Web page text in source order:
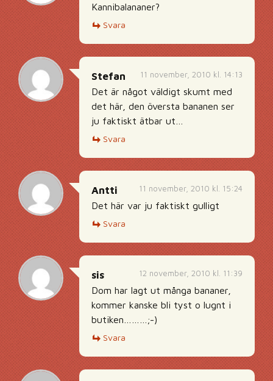
Kannibalananer?
Svara
11 november, 2010 kl. 14:13
Stefan
Det är något väldigt skumt med
det här, den översta bananen ser
ju faktiskt ätbar ut…
Svara
11 november, 2010 kl. 15:24
Antti
Det här var ju faktiskt gulligt
Svara
12 november, 2010 kl. 11:39
sis
Dom har lagt ut många bananer,
kommer kanske bli tyst o lugnt i
butiken………;-)
Svara